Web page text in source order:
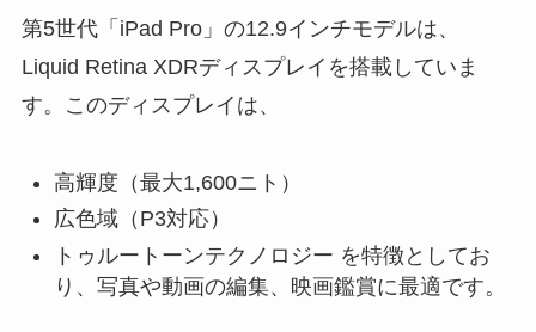
第5世代「iPad Pro」の12.9インチモデルは、
Liquid Retina XDRディスプレイを搭載していま
す。このディスプレイは、
高輝度（最大1,600ニト）
広色域（P3対応）
トゥルートーンテクノロジー を特徴としてお
り、写真や動画の編集、映画鑑賞に最適です。